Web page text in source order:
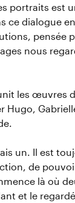
portraits est
ce dialogue
pensée
nous
les œuvres
Hugo,
un. Il est
de
là où
et le